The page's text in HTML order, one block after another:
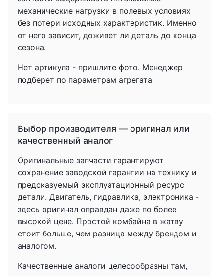
механические нагрузки в полевых условиях
без потери исходных характеристик. Именно
от него зависит, доживет ли деталь до конца
сезона.
Нет артикула - пришлите фото. Менеджер
подберет по параметрам агрегата.
Выбор производителя — оригинал или
качественный аналог
Оригинальные запчасти гарантируют
сохранение заводской гарантии на технику и
предсказуемый эксплуатационный ресурс
детали. Двигатель, гидравлика, электроника -
здесь оригинал оправдан даже по более
высокой цене. Простой комбайна в жатву
стоит больше, чем разница между брендом и
аналогом.
Качественные аналоги целесообразны там,